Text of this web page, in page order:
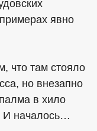
явно
что там стояло
но внезапно
в хило
И началось…